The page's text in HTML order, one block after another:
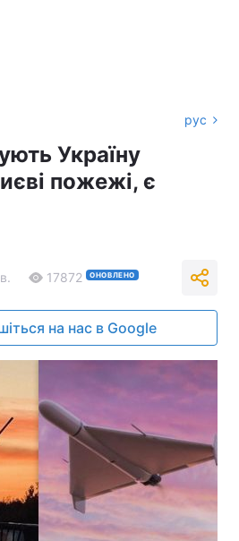
рус
Україну
пожежі, є
17872 ОНОВЛЕНО
на нас в Google